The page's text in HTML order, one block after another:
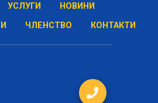
УСЛУГИ
НОВИНИ
ЧЛЕНСТВО КОНТАКТИ